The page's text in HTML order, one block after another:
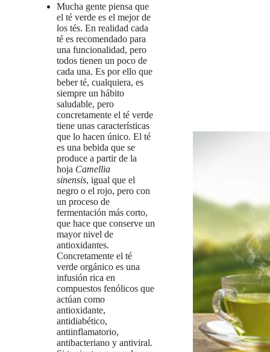
Mucha gente piensa que
el té verde es el mejor de
los tés. En realidad cada
té es recomendado para
una funcionalidad, pero
todos tienen un poco de
cada una. Es por ello que
beber té, cualquiera, es
siempre un hábito
saludable, pero
concretamente el té verde
tiene unas características
que lo hacen único. El té
es una bebida que se
produce a partir de la
hoja Camellia
sinensis, igual que el
negro o el rojo, pero con
un proceso de
fermentación más corto,
que hace que conserve un
mayor nivel de
antioxidantes.
Concretamente el té
verde orgánico es una
infusión rica en
compuestos fenólicos que
actúan como
antioxidante,
antidiabético,
antiinflamatorio,
antibacteriano y antiviral.